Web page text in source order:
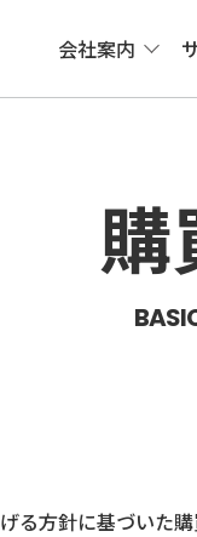
会社案内
る方針に基づいた購